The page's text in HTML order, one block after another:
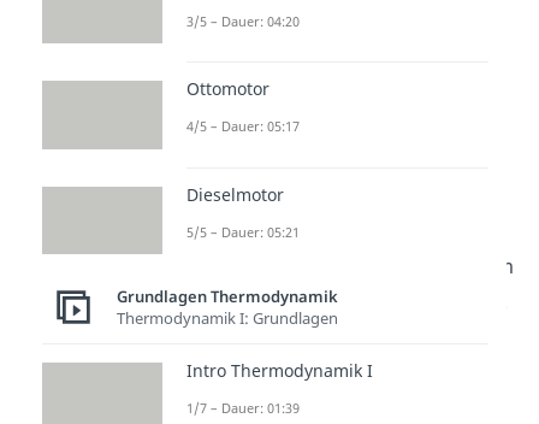
betrachtet Energieumsätze,
der Temperatur auf
Zustandsgrößen. Dabei wird klar,
Prozess freiwillig abläuft oder ins
Gleichgewicht kommt. Weitere
Videos dazu findest du in unserem
Ingenieurwissenschaftenbereich
3/5 – Dauer: 04:20
Ottomotor
4/5 – Dauer: 05:17
Dieselmotor
5/5 – Dauer: 05:21
Grundlagen Thermodynamik
Thermodynamik I: Grundlagen
Intro Thermodynamik I
1/7 – Dauer: 01:39